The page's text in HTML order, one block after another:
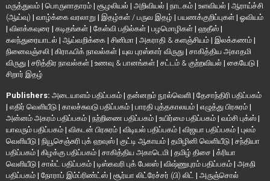
மருத்துவம் | பொருளாதாரம் | சூழலியல் | அறிவியல் | நாடகம் | உளவியல் | ஆராய்ச்சி
(ஆய்வு) | வாழ்க்கை வரலாறு | இதழ்கள் / பருவ இதழ் | பயணக்குறிப்புகள் | ஓவியம்
| விளக்கவுரை | கடிதங்கள் | கேள்வி பதில்கள் | பழமொழிகள் | ஹதீஸ் |
கலந்துரையாடல் | ஆய்வறிக்கை | சினிமா | அகராதி & களஞ்சியம் | இலக்கணம் |
நினைவஞ்சலி | கிராஃபிக் நாவல்கள் | யுவ புரஸ்கார் விருது | சாகித்திய அகாதமி
விருது | சரித்திர நாவல்கள் | உணவு & பானங்கள் | சட்டம் & குற்றவியல் | கையேடு |
சிறார் இதழ்
Publishers: அடையாளம் பதிப்பகம் | தன்னறம் நூல்வெளி | தேசாந்திரி பதிப்பகம்
| எதிர் வெளியீடு | காலச்சுவடு பதிப்பகம் | பாரதி புத்தகாலயம் | எழுத்து பிரசுரம் |
அன்னம் அகரம் பதிப்பகம் | நற்றிணை பதிப்பகம் | உயிர்மை பதிப்பகம் | வம்சி புக்ஸ் |
யாவரும் பதிப்பகம் | விகடன் பிரசுரம் | விடியல் பதிப்பகம் | விஜயா பதிப்பகம் | புலம்
வெளியீடு | நியூசெஞ்சுரி புக் ஹவுஸ் | குட்டி ஆகாயம் | தமிழினி வெளியீடு | சந்தியா
பதிப்பகம் | கிழக்கு பதிப்பகம் | சாகித்திய அகாடெமி | தமிழ் திசை | க்ரியா
வெளியீடு | சால்ட் பதிப்பகம் | டிஸ்கவரி புக் பேலஸ் | விஷ்ணுபுரம் பதிப்பகம் | அகநி
பதிப்பகம் | நோராப் இம்ப்ரிண்ட்ஸ் | சூர்யா லிட்ரேச்சர் (பி) லிட் | அருஞ்சொல்